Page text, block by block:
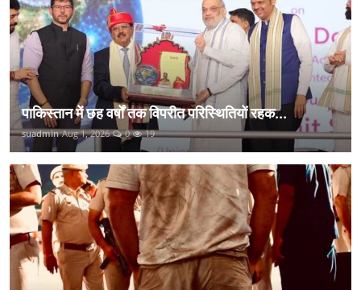
पाकिस्तान में छह वर्षों तक विपरीत परिस्थितियों रहक...
suadmin Aug 1, 2026 0 19